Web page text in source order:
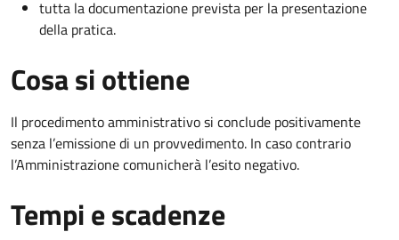
tutta la documentazione prevista per la presentazione
della pratica.
Cosa si ottiene
Il procedimento amministrativo si conclude positivamente
senza l’emissione di un provvedimento. In caso contrario
l’Amministrazione comunicherà l’esito negativo.
Tempi e scadenze